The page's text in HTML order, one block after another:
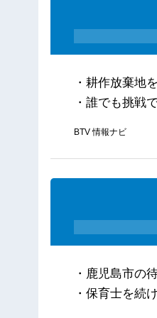
・耕作放棄地
・誰でも挑戦
BTV 情報ナビ
・鹿児島市の
・保育士を続